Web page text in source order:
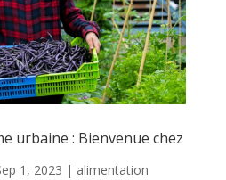
urbaine : Bienvenue chez
1, 2023 | alimentation